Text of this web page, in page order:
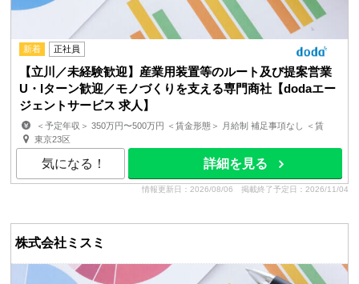
新着 正社員
【立川／未経験歓迎】産業用装置等のルート及び提案営業
U・Iターン歓迎／モノづくりを支える専門商社【dodaエー
ジェントサービス 求人】
＜予定年収＞ 350万円〜500万円 ＜賃金形態＞ 月給制 補足事項なし ＜賃
金内訳＞ 月額（基本給）：240,000円〜320,000円 ...
東京23区
気になる！ 詳細を見る
情報更新日：2026/08/06 掲載終了予定日：2026/11/04
株式会社ミスミ